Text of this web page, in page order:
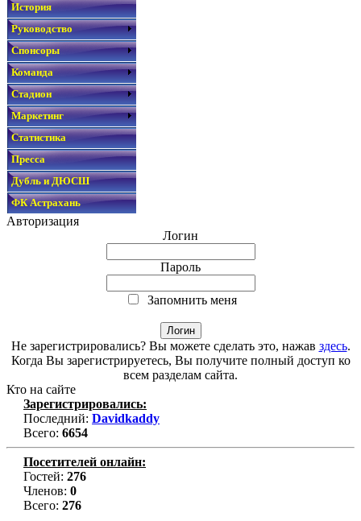
История
Руководство
Спонсоры
Команда
Стадион
Маркетинг
Статистика
Пресса
Дубль и ДЮСШ
ФК Астрахань
Авторизация
Логин
Пароль
Запомнить меня
Не зарегистрировались? Вы можете сделать это, нажав здесь.
Когда Вы зарегистрируетесь, Вы получите полный доступ ко
всем разделам сайта.
Кто на сайте
Зарегистрировались:
Последний: Davidkaddy
Всего: 6654
Посетителей онлайн:
Гостей: 276
Членов: 0
Всего: 276